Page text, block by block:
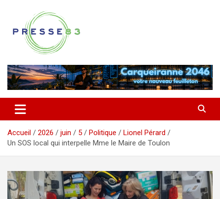
contenu
Presse 83
Accueil 2026 juin 5 Politique
Lionel Pérard
Un SOS local qui interpelle Mme le Maire de Toulon